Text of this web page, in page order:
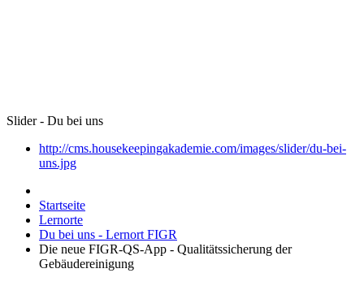
Slider - Du bei uns
http://cms.housekeepingakademie.com/images/slider/du-bei-
uns.jpg
Startseite
Lernorte
Du bei uns - Lernort FIGR
Die neue FIGR-QS-App - Qualitätssicherung der
Gebäudereinigung